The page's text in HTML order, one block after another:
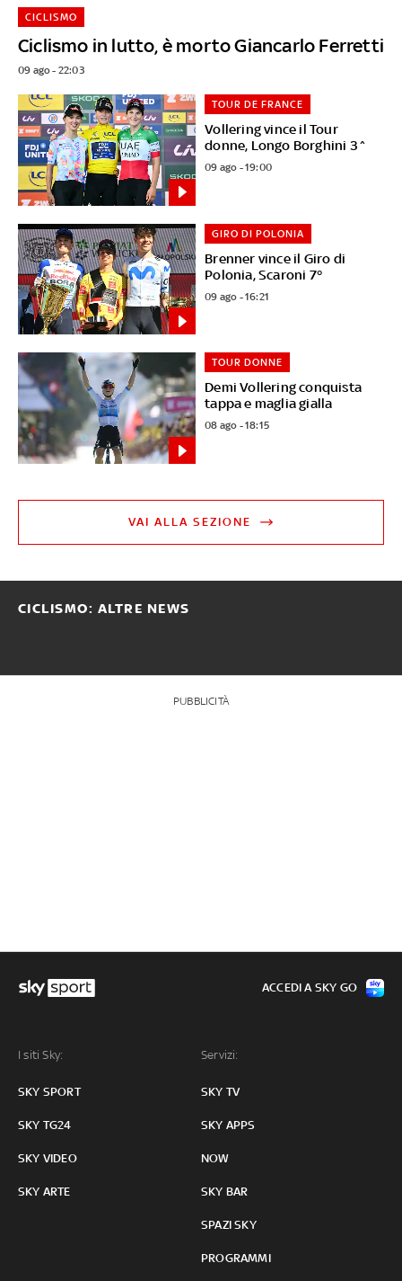
Ciclismo in lutto, è morto Giancarlo Ferretti
CICLISMO
09 ago - 22:03
Vollering vince il Tour
donne, Longo Borghini 3^
TOUR DE FRANCE
09 ago - 19:00
Brenner vince il Giro di
Polonia, Scaroni 7°
GIRO DI POLONIA
09 ago - 16:21
Demi Vollering conquista
tappa e maglia gialla
TOUR DONNE
08 ago - 18:15
VAI ALLA SEZIONE
CICLISMO: ALTRE NEWS
PUBBLICITÀ
I siti Sky:
SKY SPORT
SKY TG24
SKY VIDEO
SKY ARTE
Servizi:
SKY TV
SKY APPS
NOW
SKY BAR
SPAZI SKY
PROGRAMMI
ACCEDI A SKY GO